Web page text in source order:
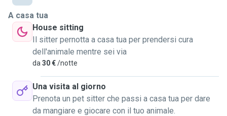
A casa tua
House sitting
Il sitter pernotta a casa tua per prendersi cura
dell'animale mentre sei via
da 30 €/notte
Una visita al giorno
Prenota un pet sitter che passi a casa tua per dare
da mangiare e giocare con il tuo animale.